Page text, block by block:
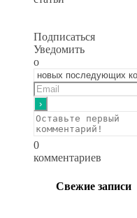
Подписаться
Уведомить
о
0
комментариев
Свежие записи